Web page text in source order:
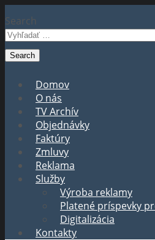
Search
Domov
O nás
TV Archív
Objednávky
Faktúry
Zmluvy
Reklama
Služby
Výroba reklamy
Platené príspevky
Digitalizácia
Kontakty